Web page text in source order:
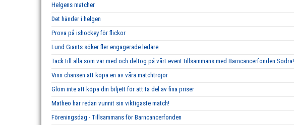
Helgens matcher
Det händer i helgen
Prova på ishockey för flickor
Lund Giants söker fler engagerade ledare
Tack till alla som var med och deltog på vårt event tillsammans med Barncancerfonden Södra!
Vinn chansen att köpa en av våra matchtröjor
Glöm inte att köpa din biljett för att ta del av fina priser
Matheo har redan vunnit sin viktigaste match!
Föreningsdag - Tillsammans för Barncancerfonden